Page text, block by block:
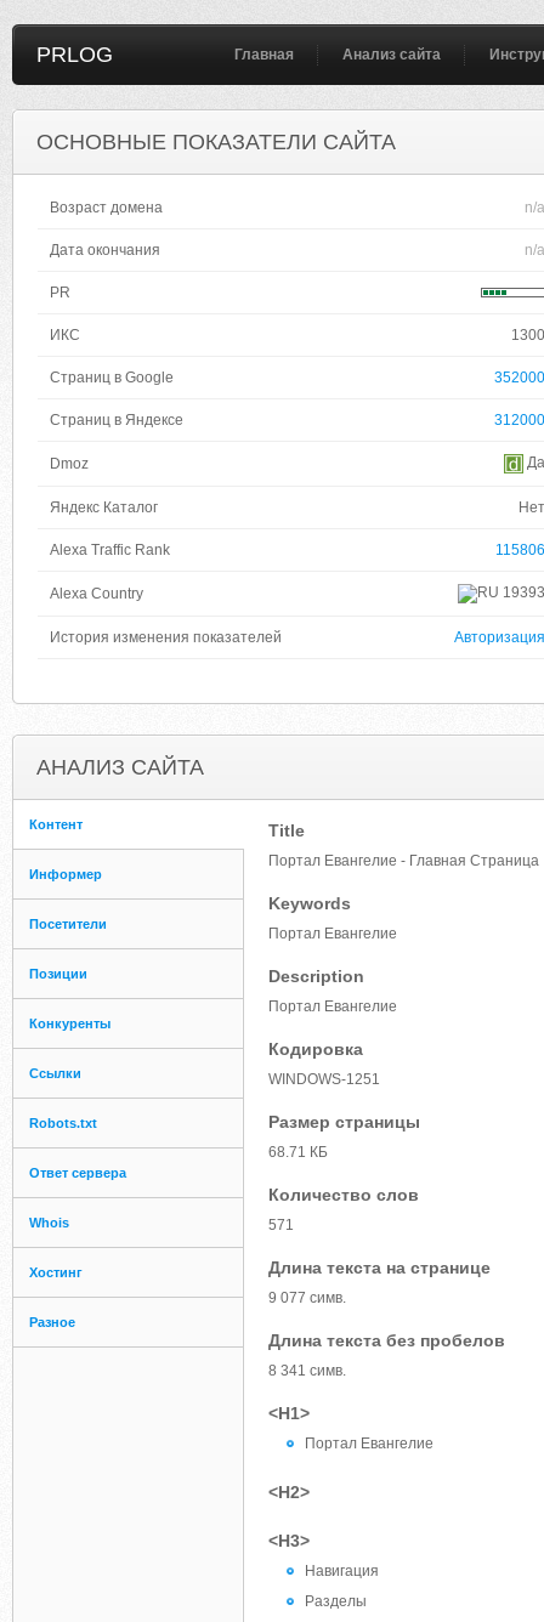
PRLOG Главная Анализ сайта
ОСНОВНЫЕ ПОКАЗАТЕЛИ САЙТА
Возраст домена n/a
Дата окончания n/a
PR
ИКС 1300
Страниц в Google 352000
Страниц в Яндексе 312000
Dmoz Да
Яндекс Каталог Нет
Alexa Traffic Rank 115806
Alexa Country 19393
История изменения показателей Авторизация
АНАЛИЗ САЙТА
Контент
Информер
Посетители
Позиции
Конкуренты
Ссылки
Robots.txt
Ответ сервера
Whois
Хостинг
Разное
Title
Портал Евангелие - Главная Страница
Keywords
Портал Евангелие
Description
Портал Евангелие
Кодировка
WINDOWS-1251
Размер страницы
68.71 КБ
Количество слов
571
Длина текста на странице
9 077 симв.
Длина текста без пробелов
8 341 симв.
<H1>
Портал Евангелие
<H2>
<H3>
Навигация
Разделы